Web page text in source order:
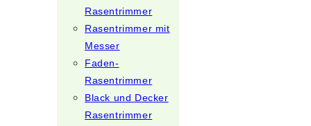
Rasentrimmer
Rasentrimmer mit
Messer
Faden-
Rasentrimmer
Black und Decker
Rasentrimmer